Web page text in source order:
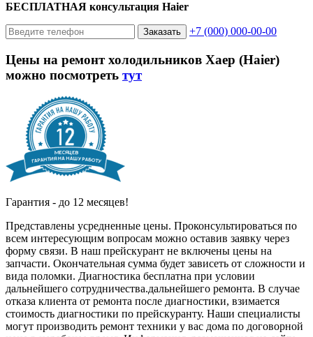
БЕСПЛАТНАЯ консультация Haier
Заказать +7 (000) 000-00-00
Цены на ремонт холодильников Хаер (Haier)
можно посмотреть тут
Гарантия - до 12 месяцев!
Представлены усредненные цены. Проконсультироваться по
всем интересующим вопросам можно оставив заявку через
форму связи. В наш прейскурант не включены цены на
запчасти. Окончательная сумма будет зависеть от сложности и
вида поломки. Диагностика бесплатна при условии
дальнейшего сотрудничества.дальнейшего ремонта. В случае
отказа клиента от ремонта после диагностики, взимается
стоимость диагностики по прейскуранту. Наши специалисты
могут производить ремонт техники у вас дома по договорной